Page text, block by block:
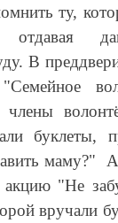
ту,
отдавая
В
буклеты,
маму?"
"Не
вручали